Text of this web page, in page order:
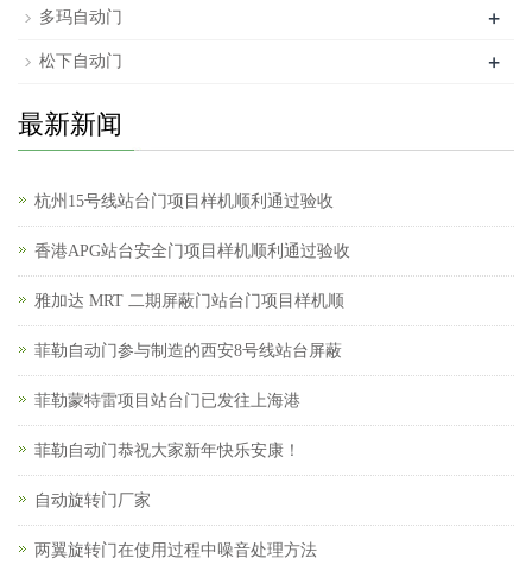
多玛自动门
+
松下自动门 +
最新新闻
杭州15号线站台门项目样机顺利通过验收
香港APG站台安全门项目样机顺利通过验收
雅加达 MRT 二期屏蔽门站台门项目样机顺
菲勒自动门参与制造的西安8号线站台屏蔽
菲勒蒙特雷项目站台门已发往上海港
菲勒自动门恭祝大家新年快乐安康！
自动旋转门厂家
两翼旋转门在使用过程中噪音处理方法